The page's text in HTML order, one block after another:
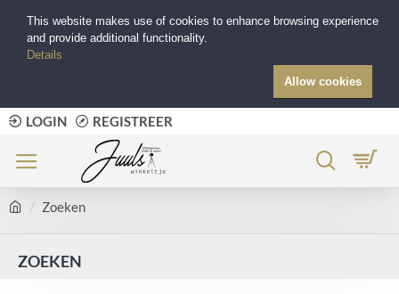
LOGIN REGISTREER
Zoeken
ZOEKEN
This website makes use of cookies to enhance browsing experience
and provide additional functionality.
Details
Allow cookies